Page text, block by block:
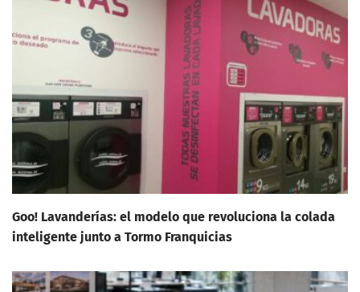
Goo! Lavanderías: el modelo que revoluciona la colada
inteligente junto a Tormo Franquicias